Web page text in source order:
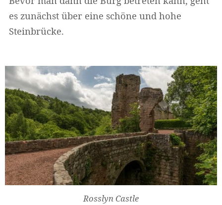
es zunächst über eine schöne und hohe
Steinbrücke.
Rosslyn Castle